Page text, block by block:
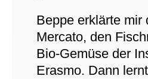
Beppe erklärte mir
Mercato, den
Bio-Gemüse der
Erasmo. Dann